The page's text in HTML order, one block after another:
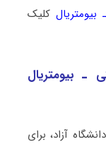
کلیک
ـ بیومتریال
آزاد، برای